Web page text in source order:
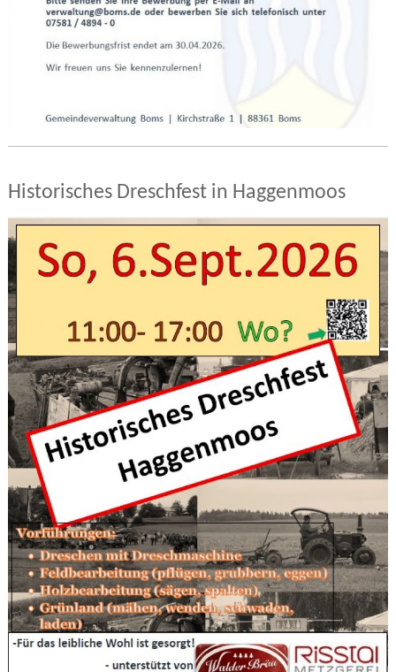
Historisches Dreschfest in Haggenmoos